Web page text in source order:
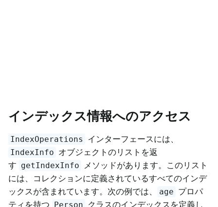
インデックス情報へのアクセス
IndexOperations インターフェースには、
IndexInfo オブジェクトのリストを返
す getIndexInfo
メソッドがあります。このリスト
には、コレクションに定義されているすべてのインデ
ックスが含まれています。次の例では、
age プロパ
ティを持つ
Person クラスのインデックスを定義し